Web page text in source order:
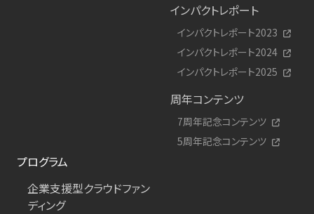
インパクトレポート
インパクトレポート2023
インパクトレポート2024
インパクトレポート2025
周年コンテンツ
7周年記念コンテンツ
5周年記念コンテンツ
プログラム
企業支援型クラウドファン
ディング